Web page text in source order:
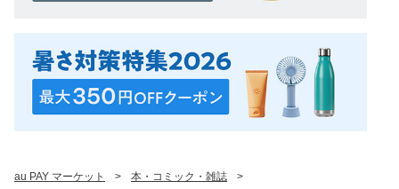
au PAY マーケット > 本・コミック・雑誌
>